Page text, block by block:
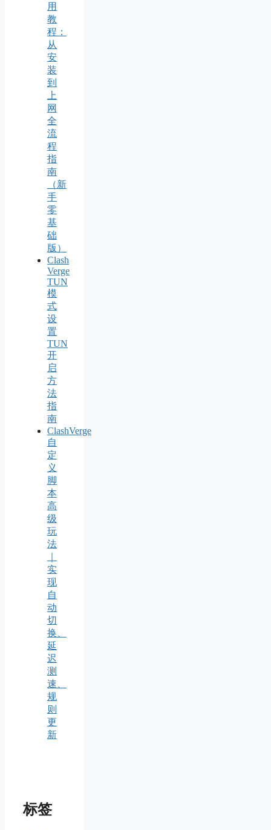
用
教
程：
从
安
装
到
上
网
全
流
程
指
南
（新
手
零
基
础
版）
Clash
Verge
TUN
模
式
设
置
TUN
开
启
方
法
指
南
ClashVerge
自
定
义
脚
本
高
级
玩
法
实
现
自
动
切
换、
延
迟
测
速、
规
则
更
新
标签